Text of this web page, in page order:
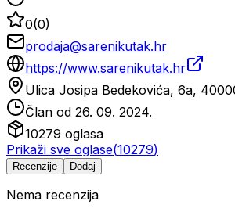
0(0)
prodaja@sarenikutak.hr
https://www.sarenikutak.hr
Ulica Josipa Bedekovića, 6a,
Član od 26. 09. 2024.
10279 oglasa
Prikaži sve oglase(10279)
Recenzije Dodaj
Nema recenzija